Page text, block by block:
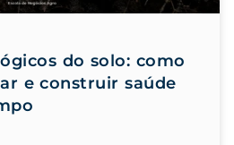
do solo: como
e construir saúde